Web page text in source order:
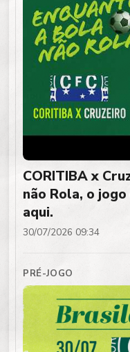
CORITIBA x
não Rola, o
aqui.
30/07/2026 09:34
PRÉ-JOGO